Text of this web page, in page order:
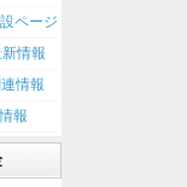
ページ
情報
情報
報